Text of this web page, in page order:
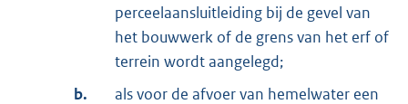
perceelaansluitleiding bij de gevel van
het bouwwerk of de grens van het erf of
terrein wordt aangelegd;
b.
als voor de afvoer van hemelwater een